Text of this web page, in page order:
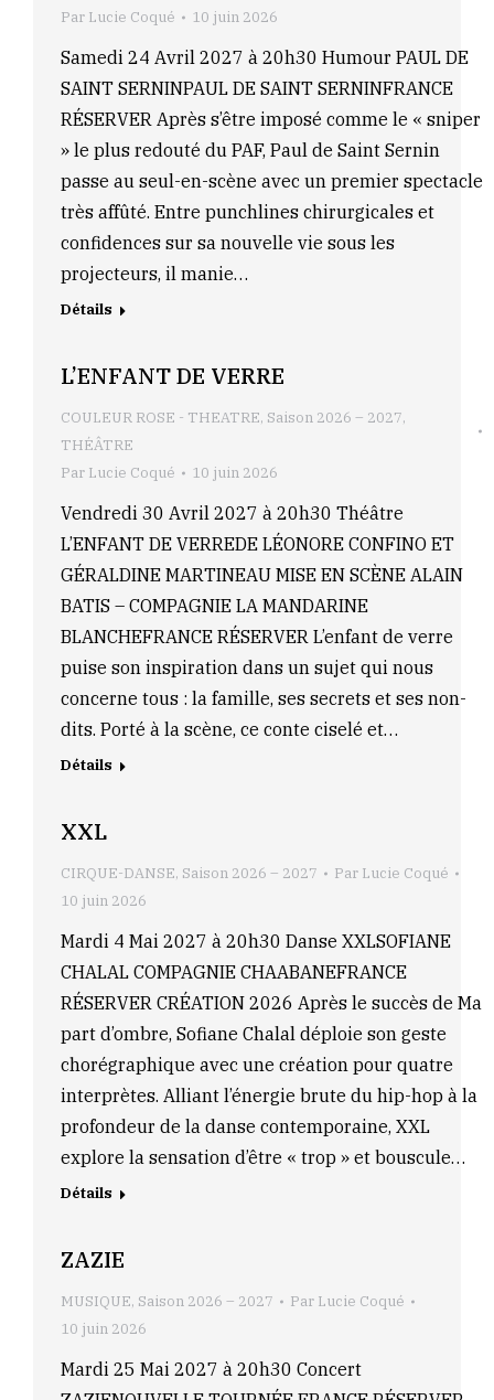
Par Lucie Coqué 10 juin 2026
Samedi 24 Avril 2027 à 20h30 Humour PAUL DE
SAINT SERNINPAUL DE SAINT SERNINFRANCE
RÉSERVER Après s’être imposé comme le « sniper
» le plus redouté du PAF, Paul de Saint Sernin
passe au seul-en-scène avec un premier spectacle
très affûté. Entre punchlines chirurgicales et
confidences sur sa nouvelle vie sous les
projecteurs, il manie…
Détails
L’ENFANT DE VERRE
COULEUR ROSE - THEATRE, Saison 2026 – 2027,
THÉÂTRE
Par Lucie Coqué 10 juin 2026
Vendredi 30 Avril 2027 à 20h30 Théâtre
L’ENFANT DE VERREDE LÉONORE CONFINO ET
GÉRALDINE MARTINEAU MISE EN SCÈNE ALAIN
BATIS – COMPAGNIE LA MANDARINE
BLANCHEFRANCE RÉSERVER L’enfant de verre
puise son inspiration dans un sujet qui nous
concerne tous : la famille, ses secrets et ses non-
dits. Porté à la scène, ce conte ciselé et…
Détails
XXL
CIRQUE-DANSE, Saison 2026 – 2027 Par Lucie Coqué
10 juin 2026
Mardi 4 Mai 2027 à 20h30 Danse XXLSOFIANE
CHALAL COMPAGNIE CHAABANEFRANCE
RÉSERVER CRÉATION 2026 Après le succès de Ma
part d’ombre, Sofiane Chalal déploie son geste
chorégraphique avec une création pour quatre
interprètes. Alliant l’énergie brute du hip-hop à la
profondeur de la danse contemporaine, XXL
explore la sensation d’être « trop » et bouscule…
Détails
ZAZIE
MUSIQUE, Saison 2026 – 2027 Par Lucie Coqué
10 juin 2026
Mardi 25 Mai 2027 à 20h30 Concert